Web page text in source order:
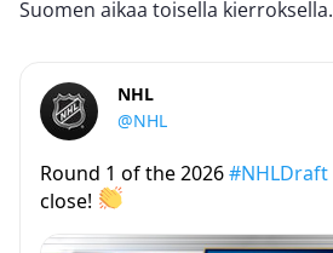
Suomen aikaa toisella kierroksella.
NHL
@NHL
Round 1 of the 2026#NHLDraft
close!